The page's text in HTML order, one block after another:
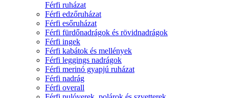
Férfi ruházat
Férfi edzőruházat
Férfi esőruházat
Férfi fürdőnadrágok és rövidnadrágok
Férfi ingek
Férfi kabátok és mellények
Férfi leggings nadrágok
Férfi merinó gyapjú ruházat
Férfi nadrág
Férfi overall